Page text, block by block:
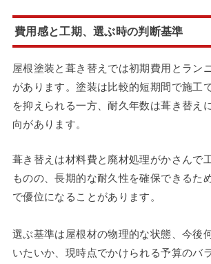
費用感と工期、選ぶ時の判断基準
屋根塗装と葺き替えでは初期費用とラン
があります。塗装は比較的短期間で施工
を抑えられる一方、耐久年数は葺き替え
向があります。
葺き替えは材料費と廃材処理がかさんで
ものの、長期的な耐久性を確保できるた
で優位になることがあります。
選ぶ基準は屋根材の物理的な状態、今後
いたいか、現時点でかけられる予算のバ